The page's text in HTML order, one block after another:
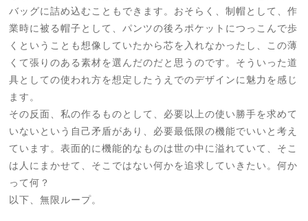
バッグに詰め込むこともできます。おそらく、制帽として、作
業時に被る帽子として、パンツの後ろポケットにつっこんで歩
くということも想像していたから芯を入れなかったし、この薄
くて張りのある素材を選んだのだと思うのです。そういった道
具としての使われ方を想定したうえでのデザインに魅力を感じ
ます。
その反面、私の作るものとして、必要以上の使い勝手を求めて
いないという自己矛盾があり、必要最低限の機能でいいと考え
ています。表面的に機能的なものは世の中に溢れていて、そこ
は人にまかせて、そこではない何かを追求していきたい。何か
って何？
以下、無限ループ。